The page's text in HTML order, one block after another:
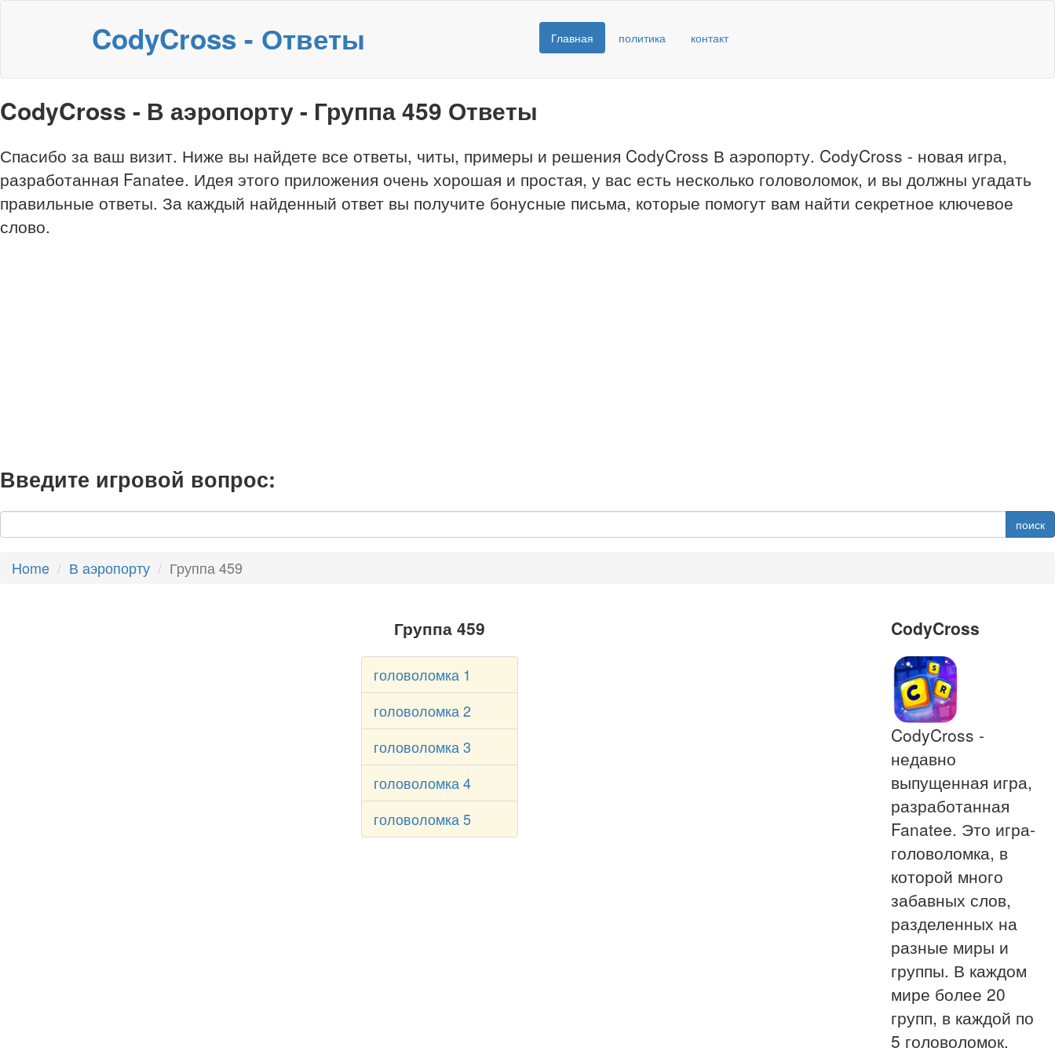
CodyCross - Ответы Главная политика контакт
CodyCross - В аэропорту - Группа 459 Ответы
Спасибо за ваш визит. Ниже вы найдете все ответы, читы, примеры и решения CodyCross В аэропорту. CodyCross - новая игра,
разработанная Fanatee. Идея этого приложения очень хорошая и простая, у вас есть несколько головоломок, и вы должны угадать
правильные ответы. За каждый найденный ответ вы получите бонусные письма, которые помогут вам найти секретное ключевое
слово.
Введите игровой вопрос:
поиск
Home В аэропорту Группа 459
Группа 459
головоломка 1
головоломка 2
головоломка 3
головоломка 4
головоломка 5
CodyCross
CodyCross -
недавно
выпущенная игра,
разработанная
Fanatee. Это игра-
головоломка, в
которой много
забавных слов,
разделенных на
разные миры и
группы. В каждом
мире более 20
групп, в каждой по
5 головоломок.